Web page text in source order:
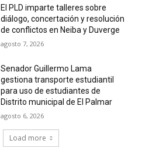
El PLD imparte talleres sobre
diálogo, concertación y resolución
de conflictos en Neiba y Duverge
agosto 7, 2026
Senador Guillermo Lama
gestiona transporte estudiantil
para uso de estudiantes de
Distrito municipal de El Palmar
agosto 6, 2026
Load more